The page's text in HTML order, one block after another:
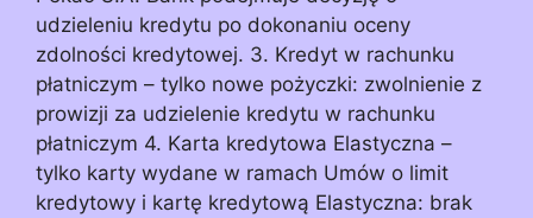
udzieleniu kredytu po dokonaniu oceny
zdolności kredytowej. 3. Kredyt w rachunku
płatniczym – tylko nowe pożyczki: zwolnienie z
prowizji za udzielenie kredytu w rachunku
płatniczym 4. Karta kredytowa Elastyczna –
tylko karty wydane w ramach Umów o limit
kredytowy i kartę kredytową Elastyczna: brak